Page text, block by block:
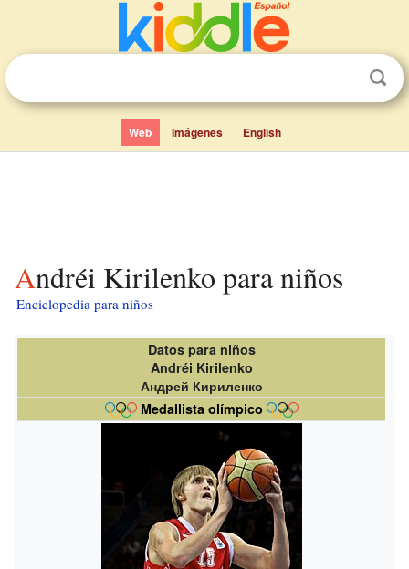
Web Imágenes English
Andréi Kirilenko para niños
Enciclopedia para niños
Datos para niños
Andréi Kirilenko
Андрей Кириленко
Medallista olímpico